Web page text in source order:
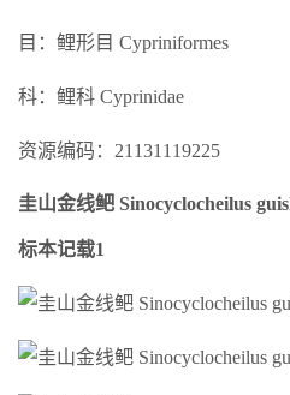
目：鲤形目 Cypriniformes
科：鲤科 Cyprinidae
资源编码：21131119225
圭山金线鲃 Sinocyclocheilus
标本记载1